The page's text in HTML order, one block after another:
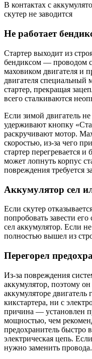
В контактах с
скутер не заводится
Не работает
Стартер выходит из
бендиксом — проводом
маховиком двигателя и
двигателя специальный
стартер, прекращая
всего сталкиваются
Если зимой двигатель
удерживают кнопку
раскручивают мотор.
скоростью, из-за чего
стартер перегревается
может лопнуть корпус
повреждения требуется
Аккумулятор сел
Если скутер
попробовать завести
сел аккумулятор. Если
полностью вышел из
Перегорел
Из-за повреждения
аккумулятор, поэтому
аккумуляторе двигатель
кикстартера, ни с
причина — установлен
мощностью, чем
предохранитель быстро
электрическая цепь.
нужно заменить провода.